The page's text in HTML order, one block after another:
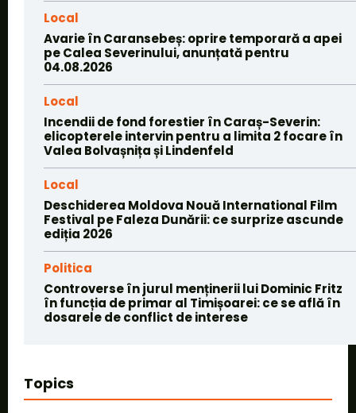
Local
Avarie în Caransebeș: oprire temporară a apei
pe Calea Severinului, anunțată pentru
04.08.2026
Local
Incendii de fond forestier în Caraș-Severin:
elicopterele intervin pentru a limita 2 focare în
Valea Bolvașnița și Lindenfeld
Local
Deschiderea Moldova Nouă International Film
Festival pe Faleza Dunării: ce surprize ascunde
ediția 2026
Politica
Controverse în jurul menținerii lui Dominic Fritz
în funcția de primar al Timișoarei: ce se află în
dosarele de conflict de interese
Topics